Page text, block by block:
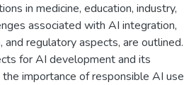
in medicine, education, industry,
associated with AI integration,
regulatory aspects, are outlined.
for AI development and its
importance of responsible AI use